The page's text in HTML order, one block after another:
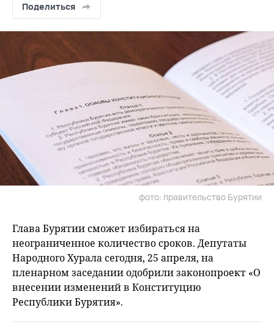
Поделиться
фото: правительство Бурятии
Глава Бурятии сможет избираться на
неограниченное количество сроков. Депутаты
Народного Хурала сегодня, 25 апреля, на
пленарном заседании одобрили законопроект «О
внесении изменений в Конституцию
Республики Бурятия».